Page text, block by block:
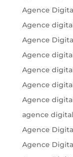
Agence
Agence
Agence
Agence
Agence
Agence
Agence
agence
Agence
Agence